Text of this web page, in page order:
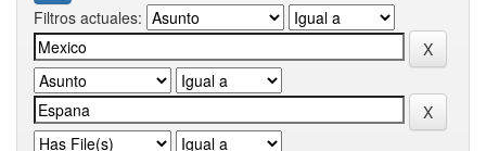
Filtros actuales: